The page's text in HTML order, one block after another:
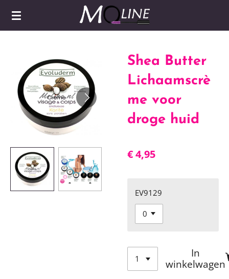
Ga
hoofdinhoud
Shea Butter
Lichaamscrè
me voor
droge huid
€ 4,95
EV9129
In
winkelwagen